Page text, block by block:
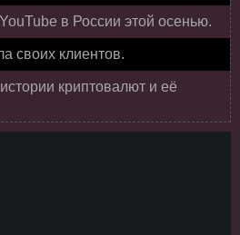
в России этой осенью.
своих клиентов.
криптовалют и её